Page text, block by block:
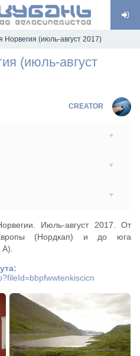
Норвегия (июль-август 2017)
(июль-август
CREATOR
Июль-август 2017. От
(Нордкап) и до юга